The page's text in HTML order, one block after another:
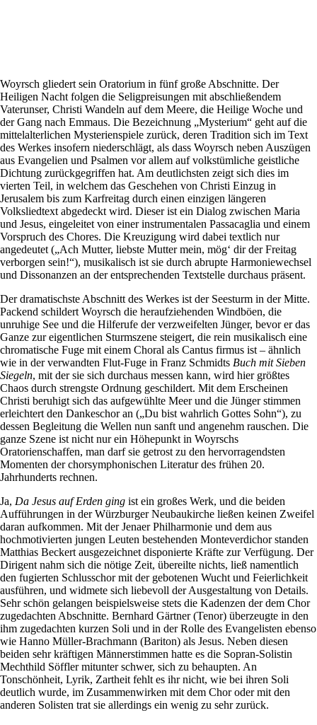
Woyrsch gliedert sein Oratorium in fünf große Abschnitte. Der
Heiligen Nacht folgen die Seligpreisungen mit abschließendem
Vaterunser, Christi Wandeln auf dem Meere, die Heilige Woche und
der Gang nach Emmaus. Die Bezeichnung „Mysterium“ geht auf die
mittelalterlichen Mysterienspiele zurück, deren Tradition sich im Text
des Werkes insofern niederschlägt, als dass Woyrsch neben Auszügen
aus Evangelien und Psalmen vor allem auf volkstümliche geistliche
Dichtung zurückgegriffen hat. Am deutlichsten zeigt sich dies im
vierten Teil, in welchem das Geschehen von Christi Einzug in
Jerusalem bis zum Karfreitag durch einen einzigen längeren
Volksliedtext abgedeckt wird. Dieser ist ein Dialog zwischen Maria
und Jesus, eingeleitet von einer instrumentalen Passacaglia und einem
Vorspruch des Chores. Die Kreuzigung wird dabei textlich nur
angedeutet („Ach Mutter, liebste Mutter mein, mög‘ dir der Freitag
verborgen sein!“), musikalisch ist sie durch abrupte Harmoniewechsel
und Dissonanzen an der entsprechenden Textstelle durchaus präsent.
Der dramatischste Abschnitt des Werkes ist der Seesturm in der Mitte.
Packend schildert Woyrsch die heraufziehenden Windböen, die
unruhige See und die Hilferufe der verzweifelten Jünger, bevor er das
Ganze zur eigentlichen Sturmszene steigert, die rein musikalisch eine
chromatische Fuge mit einem Choral als Cantus firmus ist – ähnlich
wie in der verwandten Flut-Fuge in Franz Schmidts Buch mit Sieben
Siegeln, mit der sie sich durchaus messen kann, wird hier größtes
Chaos durch strengste Ordnung geschildert. Mit dem Erscheinen
Christi beruhigt sich das aufgewühlte Meer und die Jünger stimmen
erleichtert den Dankeschor an („Du bist wahrlich Gottes Sohn“), zu
dessen Begleitung die Wellen nun sanft und angenehm rauschen. Die
ganze Szene ist nicht nur ein Höhepunkt in Woyrschs
Oratorienschaffen, man darf sie getrost zu den hervorragendsten
Momenten der chorsymphonischen Literatur des frühen 20.
Jahrhunderts rechnen.
Ja, Da Jesus auf Erden ging ist ein großes Werk, und die beiden
Aufführungen in der Würzburger Neubaukirche ließen keinen Zweifel
daran aufkommen. Mit der Jenaer Philharmonie und dem aus
hochmotivierten jungen Leuten bestehenden Monteverdichor standen
Matthias Beckert ausgezeichnet disponierte Kräfte zur Verfügung. Der
Dirigent nahm sich die nötige Zeit, übereilte nichts, ließ namentlich
den fugierten Schlusschor mit der gebotenen Wucht und Feierlichkeit
ausführen, und widmete sich liebevoll der Ausgestaltung von Details.
Sehr schön gelangen beispielsweise stets die Kadenzen der dem Chor
zugedachten Abschnitte. Bernhard Gärtner (Tenor) überzeugte in den
ihm zugedachten kurzen Soli und in der Rolle des Evangelisten ebenso
wie Hanno Müller-Brachmann (Bariton) als Jesus. Neben diesen
beiden sehr kräftigen Männerstimmen hatte es die Sopran-Solistin
Mechthild Söffler mitunter schwer, sich zu behaupten. An
Tonschönheit, Lyrik, Zartheit fehlt es ihr nicht, wie bei ihren Soli
deutlich wurde, im Zusammenwirken mit dem Chor oder mit den
anderen Solisten trat sie allerdings ein wenig zu sehr zurück.